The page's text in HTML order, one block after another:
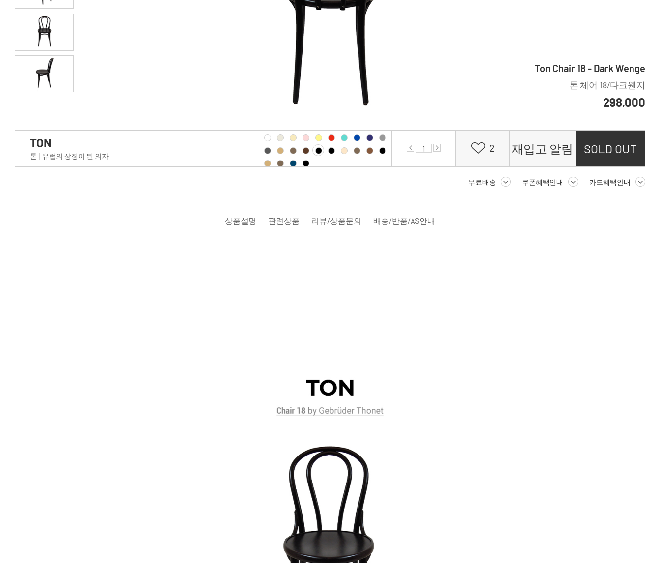
Ton Chair 18 - Dark Wenge
톤 체어 18/다크웬지
298,000
TON
톤 유럽의 상징이 된 의자
2 재입고 알림 SOLD OUT
무료배송 쿠폰혜택안내 카드혜택안내
상품설명 관련상품 리뷰/상품문의 배송/반품/AS안내